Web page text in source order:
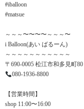
#iballoon
#matsue
～～～〜〜〜〜～～～〜
i Balloon(あい ばるーん)
～～～～～～～～～～～
〒690-0005 松江市和多見町80
080-1936-8800
【営業時間】
shop 11:00〜16:00